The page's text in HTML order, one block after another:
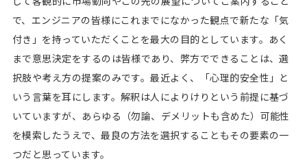
で、エンジニアの皆様にこれまでになかった観点で新たな「気
付き」を持っていただくことを最大の目的としています。あく
まで意思決定をするのは皆様であり、弊方でできることは、選
択肢や考え方の提案のみです。最近よく、「心理的安全性」と
いう言葉を耳にします。解釈は人によりけりという前提に基づ
いていますが、あらゆる（勿論、デメリットも含めた）可能性
を模索したうえで、最良の方法を選択することもその要素の一
つだと思っています。